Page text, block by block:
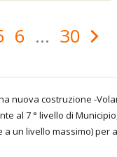
6 ... 30
nuova costruzione -
al 7 ° livello di
un livello massimo)